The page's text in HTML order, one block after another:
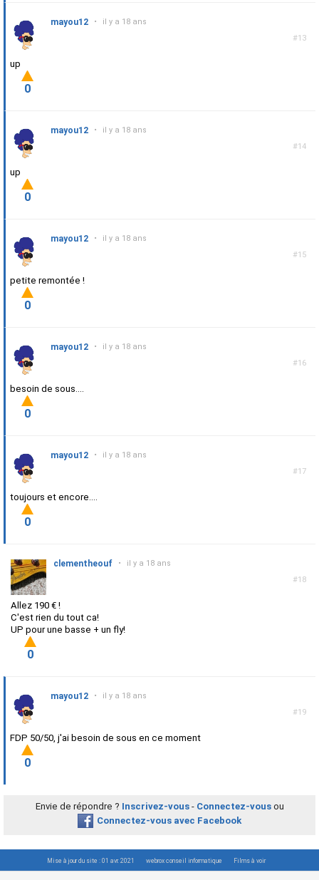
#13
mayou12 • il y a 18 ans
up
0
#14
mayou12 • il y a 18 ans
up
0
#15
mayou12 • il y a 18 ans
petite remontée !
0
#16
mayou12 • il y a 18 ans
besoin de sous....
0
#17
mayou12 • il y a 18 ans
toujours et encore....
0
#18
clementheouf • il y a 18 ans
Allez 190 € !
C'est rien du tout ca!
UP pour une basse + un fly!
0
#19
mayou12 • il y a 18 ans
FDP 50/50, j'ai besoin de sous en ce moment
0
Envie de répondre ? Inscrivez-vous- Connectez-vousou
Connectez-vous avec Facebook
Mise à jour du site : 01 avr. 2021 webrox conseil informatique Films à voir